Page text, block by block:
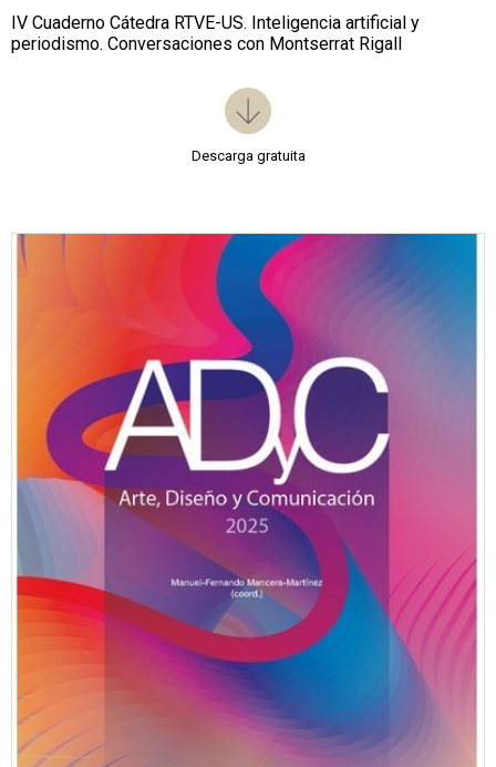
IV Cuaderno Cátedra RTVE-US. Inteligencia artificial y
periodismo. Conversaciones con Montserrat Rigall
Descarga gratuita